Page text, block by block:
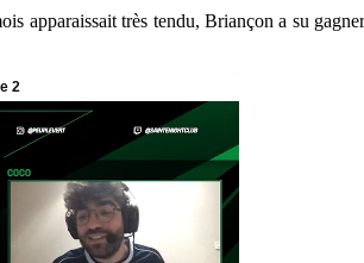
apparaissait très tendu, Briançon a su